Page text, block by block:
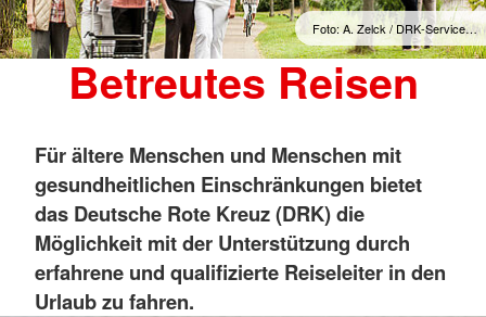
Foto: A. Zelck / DRK-Service…
Betreutes Reisen
Für ältere Menschen und Menschen mit
gesundheitlichen Einschränkungen bietet
das Deutsche Rote Kreuz (DRK) die
Möglichkeit mit der Unterstützung durch
erfahrene und qualifizierte Reiseleiter in den
Urlaub zu fahren.